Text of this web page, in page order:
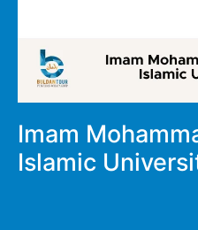
Imam
Islamic